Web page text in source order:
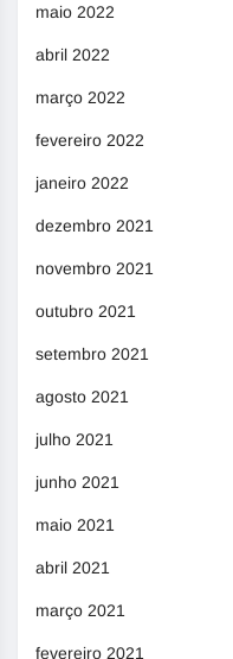
maio 2022
abril 2022
março 2022
fevereiro 2022
janeiro 2022
dezembro 2021
novembro 2021
outubro 2021
setembro 2021
agosto 2021
julho 2021
junho 2021
maio 2021
abril 2021
março 2021
fevereiro 2021